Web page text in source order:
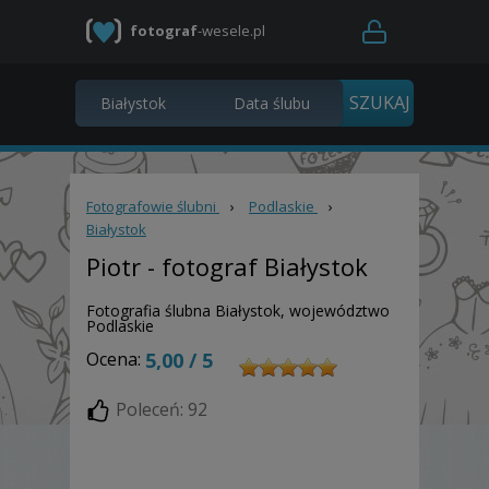
fotograf-wesele.pl
Fotografowie ślubni › Podlaskie
›
Białystok
Piotr - fotograf Białystok
Fotografia ślubna Białystok, województwo
Podlaskie
Ocena: 5,00 / 5
Poleceń: 92